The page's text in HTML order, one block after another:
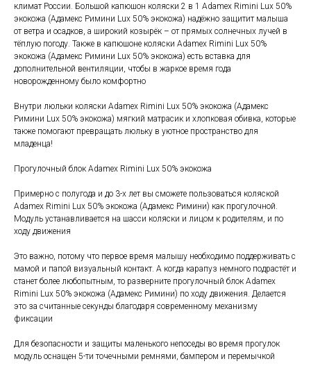
климат России. Большой капюшон коляски 2 в 1 Adamex Rimini Lux 50%
экокожа (Адамекс Римини Lux 50% экокожа) надёжно защитит малыша
от ветра и осадков, а широкий козырёк – от прямых солнечных лучей в
тёплую погоду. Также в капюшоне коляски Adamex Rimini Lux 50%
экокожа (Адамекс Римини Lux 50% экокожа) есть вставка для
дополнительной вентиляции, чтобы в жаркое время года
новорожденному было комфортно
Внутри люльки коляски Adamex Rimini Lux 50% экокожа (Адамекс
Римини Lux 50% экокожа) мягкий матрасик и хлопковая обивка, которые
также помогают превращать люльку в уютное пространство для
младенца!
Прогулочный блок Adamex Rimini Lux 50% экокожа
Примерно с полугода и до 3-х лет вы сможете пользоваться коляской
Adamex Rimini Lux 50% экокожа (Адамекс Римини) как прогулочной.
Модуль устанавливается на шасси коляски и лицом к родителям, и по
ходу движения
Это важно, потому что первое время малышу необходимо поддерживать с
мамой и папой визуальный контакт. А когда карапуз немного подрастёт и
станет более любопытным, то разверните прогулочный блок Adamex
Rimini Lux 50% экокожа (Адамекс Римини) по ходу движения. Делается
это за считанные секунды благодаря современному механизму
фиксации
Для безопасности и защиты маленького непоседы во время прогулок
модуль оснащен 5-ти точечными ремнями, бампером и перемычкой